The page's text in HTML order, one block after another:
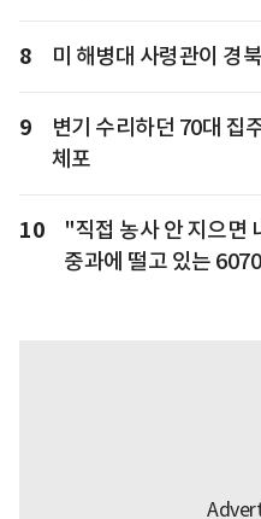
8 미 해병대 사령관이 경
9
변기 수리하던 70대 집
체포
10
"직접 농사 안 지으면
중과에 떨고 있는 6070